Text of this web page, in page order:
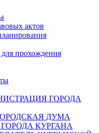
актов
прохождения
ГОРОДА
ДУМА
КУРГАНА